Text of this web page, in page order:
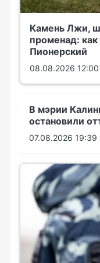
Камень Лжи,
променад:
Пионерский
08.08.2026 12:00
В мэрии
остановили
07.08.2026 19:39